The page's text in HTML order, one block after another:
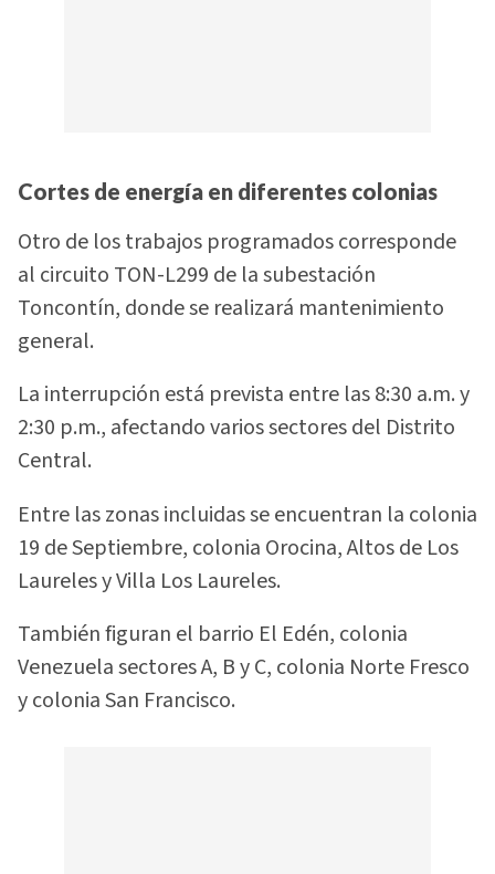
Cortes de energía en diferentes colonias
Otro de los trabajos programados corresponde
al circuito TON-L299 de la subestación
Toncontín, donde se realizará mantenimiento
general.
La interrupción está prevista entre las 8:30 a.m. y
2:30 p.m., afectando varios sectores del Distrito
Central.
Entre las zonas incluidas se encuentran la colonia
19 de Septiembre, colonia Orocina, Altos de Los
Laureles y Villa Los Laureles.
También figuran el barrio El Edén, colonia
Venezuela sectores A, B y C, colonia Norte Fresco
y colonia San Francisco.